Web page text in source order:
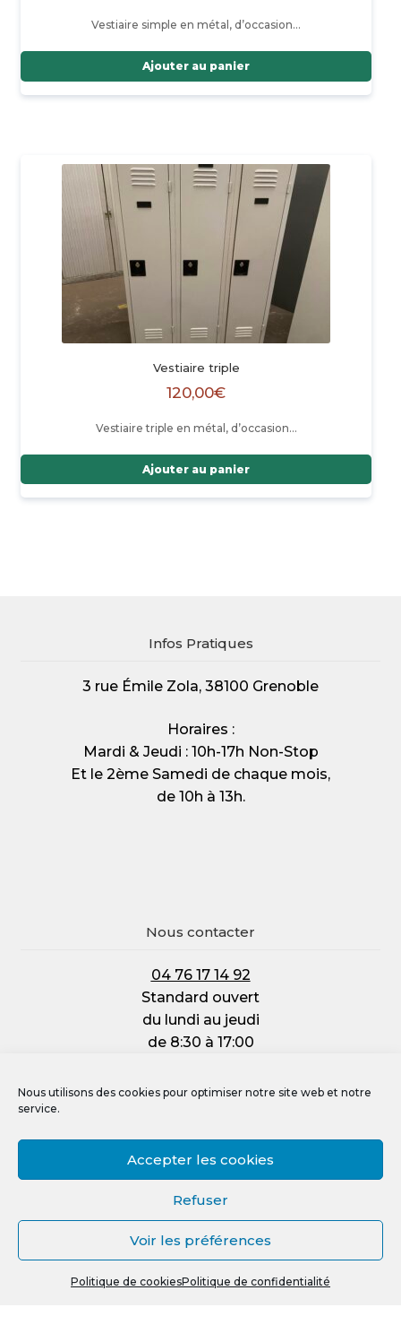
Nous utilisons des cookies pour optimiser notre site web et notre
service.
Accepter les cookies
Refuser
Voir les préférences
Politique de cookiesPolitique de confidentialité
Vestiaire simple en métal, d’occasion…
Ajouter au panier
Vestiaire triple
120,00€
Vestiaire triple en métal, d’occasion…
Ajouter au panier
Infos Pratiques
3 rue Émile Zola, 38100 Grenoble
Horaires :
Mardi & Jeudi : 10h-17h Non-Stop
Et le 2ème Samedi de chaque mois,
de 10h à 13h.
Nous contacter
04 76 17 14 92
Standard ouvert
du lundi au jeudi
de 8:30 à 17:00
de 8:30 à 12:00
Mentions légales
Politique de cookies (UE)
Crédit photos, vidéos et illustrations
Recherche
0